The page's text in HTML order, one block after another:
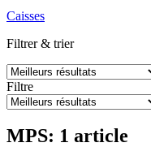
Caisses
Filtrer & trier
Filtre
MPS: 1 article